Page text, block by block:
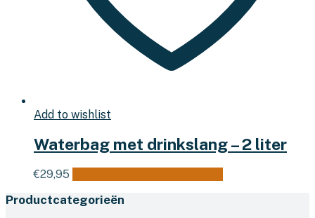
Add to wishlist
Waterbag met drinkslang – 2 liter
€29,95
Productcategorieën